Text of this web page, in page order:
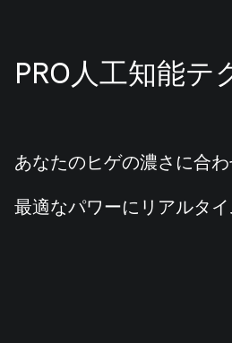
PRO人工知能テ
あなたのヒゲの濃さに合わ
最適なパワーにリアルタイ